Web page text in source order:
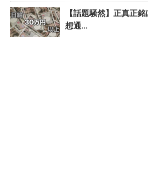
【話題騒然】正真正
想通...